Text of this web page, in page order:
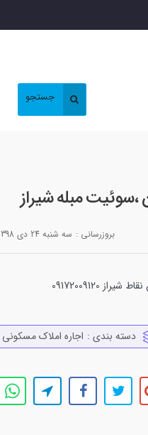
جستجو
،سوئیت مبله شیراز
بروزرسانی : سه شنبه 24 دي 1398
09172009120
دسته بندی : اجاره املاك مسكوني